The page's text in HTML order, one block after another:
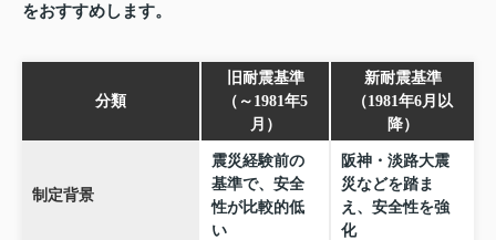
をおすすめします。
分類
旧耐震基準
（～1981年5
月）
新耐震基準
（1981年6月以
降）
制定背景
震災経験前の
基準で、安全
性が比較的低
い
阪神・淡路大震
災などを踏ま
え、安全性を強
化